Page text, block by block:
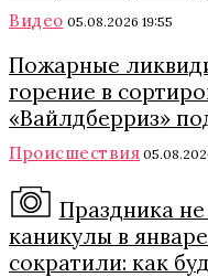
Видео 05.08.2026 19:55
Пожарные
горение в
«Вайлдберриз»
Происшествия
Праздника
каникулы в
сократили: как